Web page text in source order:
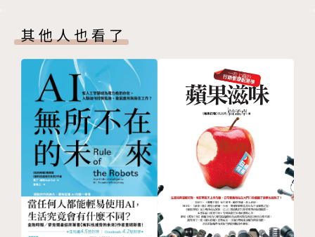
困境時，要能知道如何調整、如何改善，從沒有路中，
走出一條路來。領導者要知道如何回饋團隊，了解自己
該做什麼、不該做什麼，才能讓公司長期穩定地獲利。
如何管理
管理是非常細瑣的工作，從人、到事、到流程，領導者
都必須面面俱到。領導者也會犯錯，一但犯錯，要能知
道如何修正，並立即修正，要懂得自我檢討。
如何建團隊
第四章 如何管理
25 主管應兼負稽核之責
26 在公開場合，主管要有當眾認錯的勇氣
27 一切都是主管的錯
28 成熟的好主管應是「懶螞蟻」
29 每家公司都有三多
30 所有的決定都是判例
31 每一季做一次當面檢視
32 好老闆變成全公司人緣最差的人
第五章 如何建團隊
33 就讓二十五歲以下的年輕人去做吧！
其他人也看了